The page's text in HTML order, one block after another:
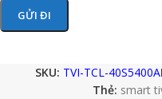
SKU: TVI-TCL-40S5400A
Thẻ: smart